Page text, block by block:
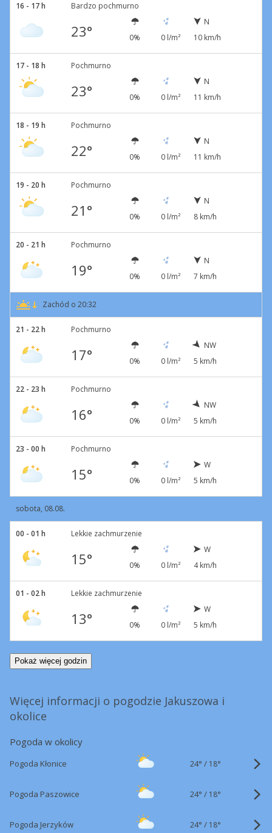
16 - 17 h Bardzo pochmurno
23° 0% 0 l/m²
N
10 km/h
17 - 18 h Pochmurno
23° 0% 0 l/m²
N
11 km/h
18 - 19 h Pochmurno
22° 0% 0 l/m²
N
11 km/h
19 - 20 h Pochmurno
21° 0% 0 l/m²
N
8 km/h
20 - 21 h Pochmurno
19° 0% 0 l/m²
N
7 km/h
Zachód o 20:32
21 - 22 h Pochmurno
17° 0% 0 l/m²
NW
5 km/h
22 - 23 h Pochmurno
16° 0% 0 l/m²
NW
5 km/h
23 - 00 h Pochmurno
15° 0% 0 l/m²
W
5 km/h
sobota, 08.08.
00 - 01 h Lekkie zachmurzenie
15° 0% 0 l/m²
W
4 km/h
01 - 02 h Lekkie zachmurzenie
13° 0% 0 l/m²
W
5 km/h
Pokaż więcej godzin
Więcej informacji o pogodzie Jakuszowa i
okolice
Pogoda w okolicy
Pogoda Kłonice 24° / 18°
Pogoda Paszowice 24° / 18°
Pogoda Jerzyków 24° / 18°